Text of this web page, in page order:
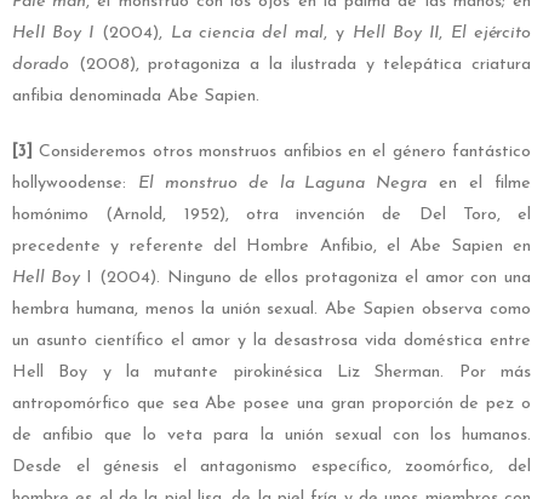
HelI Boy I (2004), La ciencia del mal, y Hell Boy II, El ejército
dorado (2008), protagoniza a la ilustrada y telepática criatura
anfibia denominada Abe Sapien.
[3]
Consideremos otros monstruos anfibios en el género fantástico
hollywoodense: El monstruo de la Laguna Negra en el filme
homónimo (Arnold, 1952), otra invención de Del Toro, el
precedente y referente del Hombre Anfibio, el Abe Sapien en
Hell BoyI (2004). Ninguno de ellos protagoniza el amor con una
hembra humana, menos la unión sexual. Abe Sapien observa como
un asunto científico el amor y la desastrosa vida doméstica entre
Hell Boy y la mutante pirokinésica Liz Sherman. Por más
antropomórfico que sea Abe posee una gran proporción de pez o
de anfibio que lo veta para la unión sexual con los humanos.
Desde el génesis el antagonismo específico, zoomórfico, del